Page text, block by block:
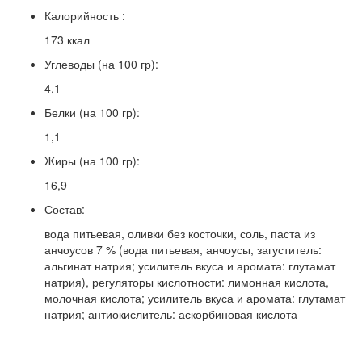
Калорийность :
173 ккал
Углеводы (на 100 гр):
4,1
Белки (на 100 гр):
1,1
Жиры (на 100 гр):
16,9
Состав:
вода питьевая, оливки без косточки, соль, паста из
анчоусов 7 % (вода питьевая, анчоусы, загуститель:
альгинат натрия; усилитель вкуса и аромата: глутамат
натрия), регуляторы кислотности: лимонная кислота,
молочная кислота; усилитель вкуса и аромата: глутамат
натрия; антиокислитель: аскорбиновая кислота